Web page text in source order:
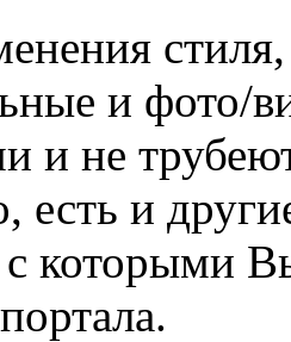
и фото/
и не
есть и
которыми